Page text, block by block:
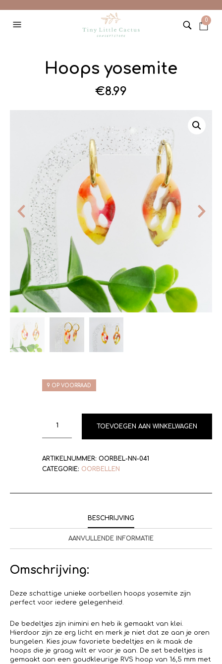
0
Hoops yosemite
€8.99
9 OP VOORRAAD
TOEVOEGEN AAN WINKELWAGEN
ARTIKELNUMMER: OORBEL-NN-041
CATEGORIE: OORBELLEN
BESCHRIJVING
AANVULLENDE INFORMATIE
Omschrijving:
Deze schattige unieke oorbellen hoops yosemite zijn
perfect voor iedere gelegenheid.
De bedeltjes zijn inimini en heb ik gemaakt van klei.
Hierdoor zijn ze erg licht en merk je niet dat ze aan je oren
bungelen. Kies jouw favoriete bedeltjes en ik maak de
hoops die je graag wilt er voor je aan. De set bedeltjes is
gemaakt aan een goudkleurige RVS hoop van 16,5 mm met